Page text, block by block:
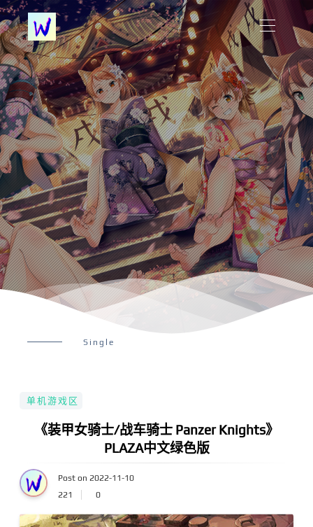
Single
单机游戏区
《装甲女骑士/战车骑士 Panzer Knights》
PLAZA中文绿色版
Post on 2022-11-10
221
0